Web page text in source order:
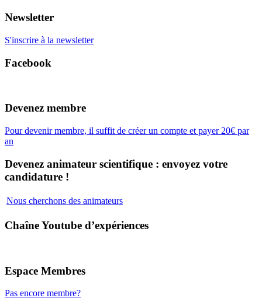
Newsletter
S'inscrire à la newsletter
Facebook
Devenez membre
Pour devenir membre, il suffit de créer un compte et payer 20€ par
an
Devenez animateur scientifique : envoyez votre
candidature !
Nous cherchons des animateurs
Chaîne Youtube d’expériences
Espace Membres
Pas encore membre?